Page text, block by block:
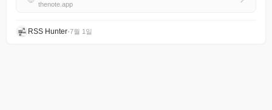
thenote.app
RSS Hunter•7월 1일